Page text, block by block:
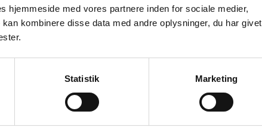
hjemmeside med vores partnere inden for sociale medier,
kombinere disse data med andre oplysninger, du har givet
Statistik Marketing
direkte i din email.